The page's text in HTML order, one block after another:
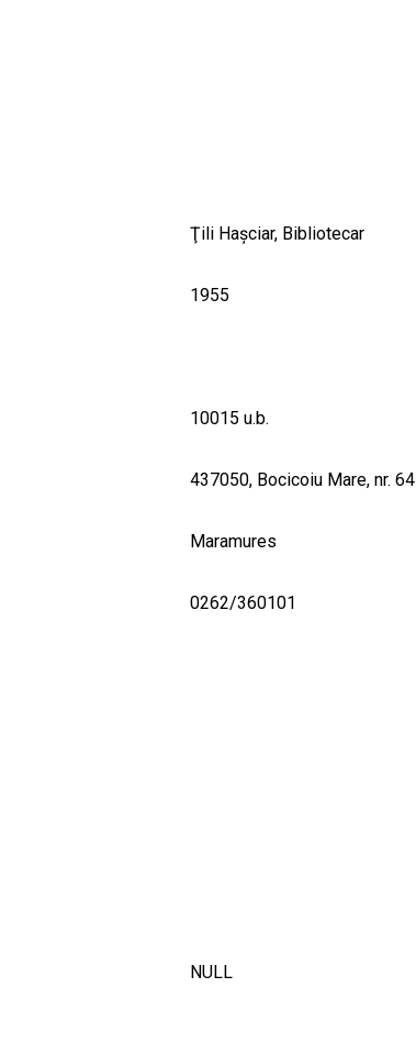
Ţili Haşciar, Bibliotecar
1955
10015 u.b.
437050, Bocicoiu Mare, nr. 64
Maramures
0262/360101
NULL